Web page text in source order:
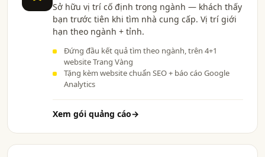
Sở hữu vị trí cố định trong ngành — khách thấy
bạn trước tiên khi tìm nhà cung cấp. Vị trí giới
hạn theo ngành + tỉnh.
Đứng đầu kết quả tìm theo ngành, trên 4+1
website Trang Vàng
Tặng kèm website chuẩn SEO + báo cáo Google
Analytics
Xem gói quảng cáo→